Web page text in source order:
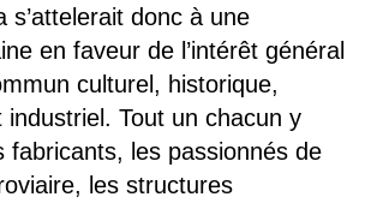
s’attelerait donc à une
en faveur de l’intérêt général
culturel, historique,
industriel. Tout un chacun y
fabricants, les passionnés de
les structures